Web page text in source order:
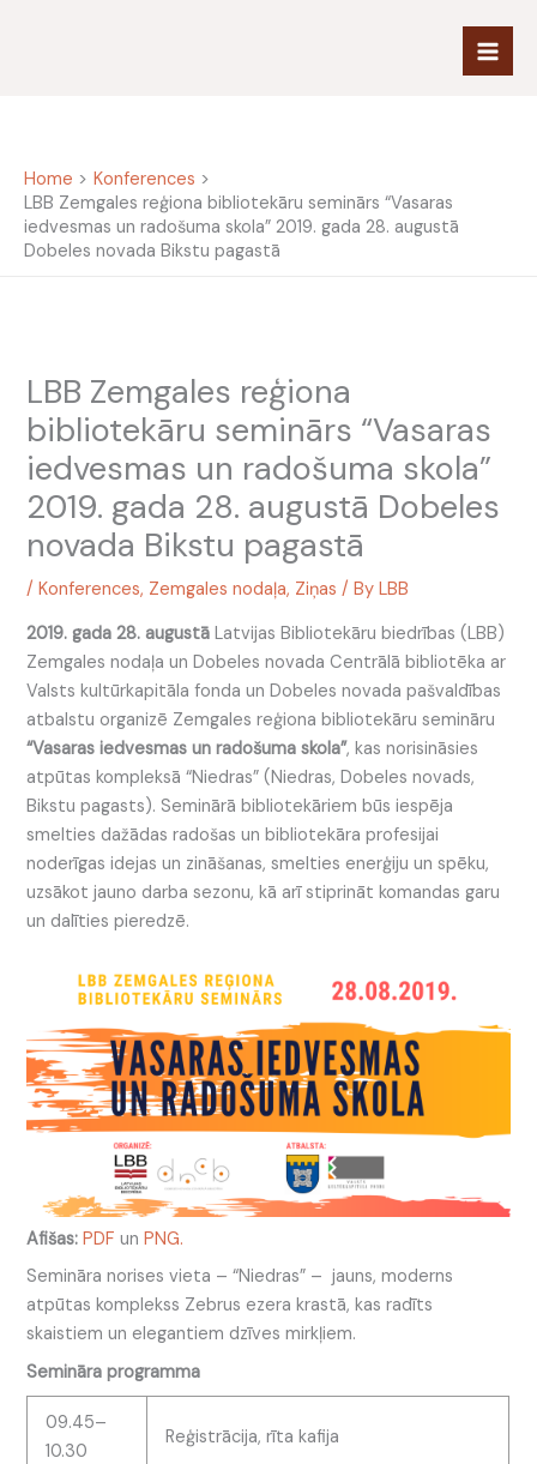
Home
Konferences
LBB Zemgales reģiona bibliotekāru seminārs “Vasaras
iedvesmas un radošuma skola” 2019. gada 28. augustā
Dobeles novada Bikstu pagastā
LBB Zemgales reģiona
bibliotekāru seminārs “Vasaras
iedvesmas un radošuma skola”
2019. gada 28. augustā Dobeles
novada Bikstu pagastā
/Konferences, Zemgales nodaļa, Ziņas / ByLBB
2019. gada 28. augustāLatvijas Bibliotekāru biedrības (LBB)
Zemgales nodaļa un Dobeles novada Centrālā bibliotēka ar
Valsts kultūrkapitāla fonda un Dobeles novada pašvaldības
atbalstu organizē Zemgales reģiona bibliotekāru semināru
“Vasaras iedvesmas un radošuma skola”, kas norisināsies
atpūtas kompleksā “Niedras” (Niedras, Dobeles novads,
Bikstu pagasts). Seminārā bibliotekāriem būs iespēja
smelties dažādas radošas un bibliotekāra profesijai
noderīgas idejas un zināšanas, smelties enerģiju un spēku,
uzsākot jauno darba sezonu, kā arī stiprināt komandas garu
un dalīties pieredzē.
Afišas: PDF unPNG.
Semināra norises vieta – “Niedras” – jauns, moderns
atpūtas komplekss Zebrus ezera krastā, kas radīts
skaistiem un elegantiem dzīves mirkļiem.
Semināra programma
09.45–
10.30
Reģistrācija, rīta kafija